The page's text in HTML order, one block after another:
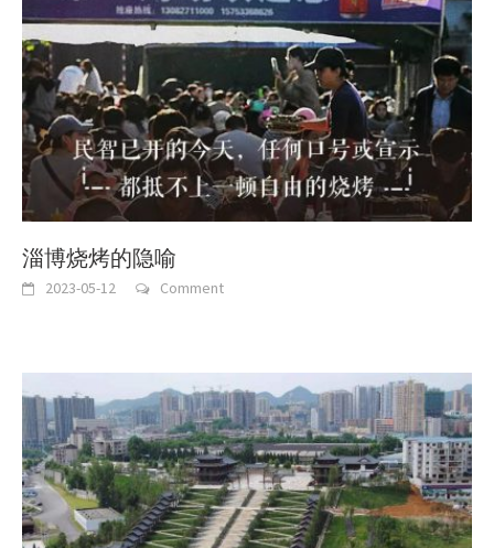
淄博烧烤的隐喻
2023-05-12 Comment